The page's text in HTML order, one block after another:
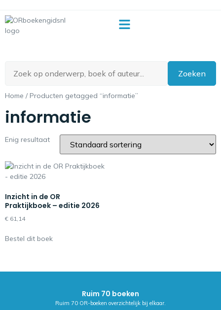
Zoeken
Home / Producten getagged “informatie”
informatie
Enig resultaat
Inzicht in de OR
Praktijkboek – editie 2026
€ 61,14
Bestel dit boek
Ruim 70 boeken
Ruim 70 OR-boeken overzichtelijk bij elkaar.